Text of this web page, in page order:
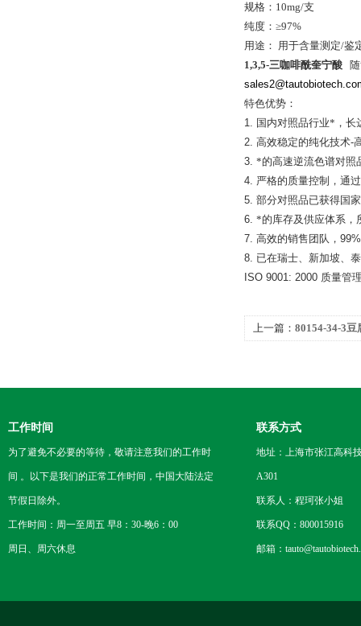
规格： 10mg/支
纯度：≥97%
用途： 用于含量测定/鉴
1,3,5-三咖啡酰奎宁酸
特色优势：
1. 国内对照品行业*，长
2. 高效稳定的纯化技术-
3. *的高速逆流色谱对照
4. 严格的质量控制，通
5. 部分对照品已获得国
6. *的库存及供应体系，
7. 高效的销售团队， 99%
8. 已在瑞士、新加坡、
ISO 9001: 2000 质量管
上一篇： 80154-34-3豆
工作时间
为了避免不必要的等待，敬请注意我们的工作时
间 。以下是我们的正常工作时间，中国大陆法定
节假日除外。
工作时间：周一至周五 早8：30-晚6：00
周日、周六休息
联系方式
地址：上海市张江高科
A301
联系人：程珂张小姐
联系QQ：800015916
邮箱：